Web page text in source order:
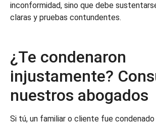
inconformidad, sino que debe
claras y pruebas contundentes.
¿Te condenaron
injustamente?
nuestros abogados
Si tú, un familiar o cliente fue